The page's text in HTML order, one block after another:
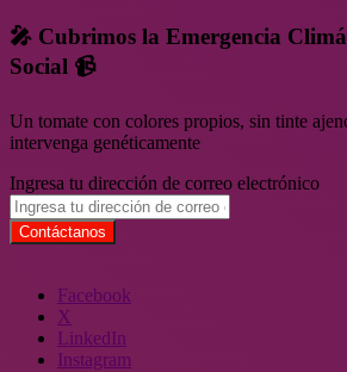
🎤 Cubrimos la Emergencia
Social 📹
Un tomate con colores propios, sin tinte
intervenga genéticamente
Ingresa tu dirección de correo electrónico
Facebook
X
LinkedIn
Instagram